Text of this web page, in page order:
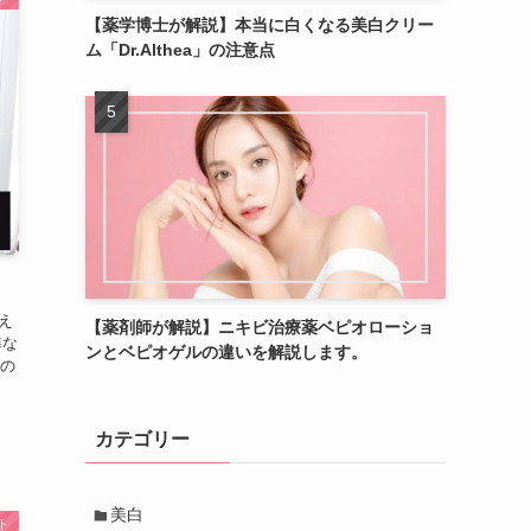
【薬学博士が解説】本当に白くなる美白クリー
ム「Dr.Althea」の注意点
【薬剤師が解説】ニキビ治療薬ベピオローショ
ンとベピオゲルの違いを解説します。
カテゴリー
美白